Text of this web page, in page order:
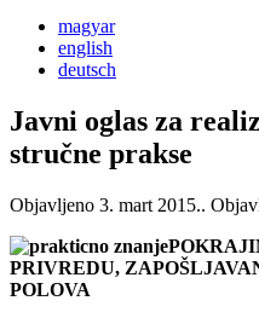
magyar
english
deutsch
Javni oglas za
stručne prakse
Objavljeno 3. mart 2015..
PRIVREDU,
POLOVA